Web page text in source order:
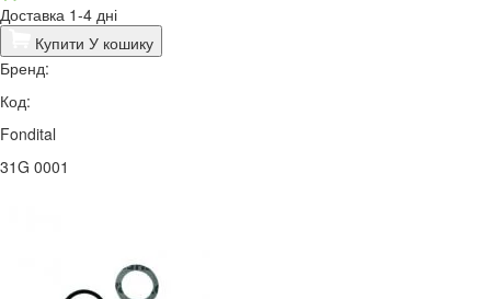
Доставка 1-4 дні
Купити У кошику
Бренд:
Код:
Fondital
31G 0001